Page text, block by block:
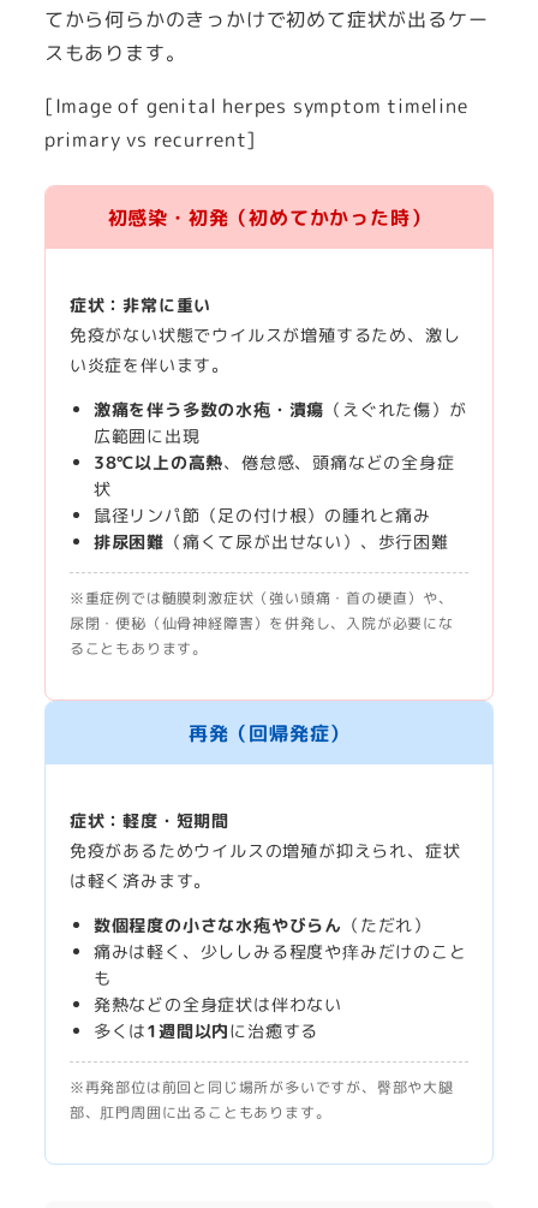
てから何らかのきっかけで初めて症状が出るケー
スもあります。
[Image of genital herpes symptom timeline
primary vs recurrent]
初感染・初発（初めてかかった時）
症状：非常に重い
免疫がない状態でウイルスが増殖するため、激し
い炎症を伴います。
激痛を伴う多数の水疱・潰瘍 （えぐれた傷）が
広範囲に出現
38℃以上の高熱、倦怠感、頭痛などの全身症
状
鼠径リンパ節（足の付け根）の腫れと痛み
排尿困難 （痛くて尿が出せない）、歩行困難
※重症例では髄膜刺激症状（強い頭痛・首の硬直）や、
尿閉・便秘（仙骨神経障害）を併発し、入院が必要にな
ることもあります。
再発（回帰発症）
症状：軽度・短期間
免疫があるためウイルスの増殖が抑えられ、症状
は軽く済みます。
数個程度の小さな水疱やびらん （ただれ）
痛みは軽く、少ししみる程度や痒みだけのこと
も
発熱などの全身症状は伴わない
多くは1週間以内に治癒する
※再発部位は前回と同じ場所が多いですが、臀部や大腿
部、肛門周囲に出ることもあります。